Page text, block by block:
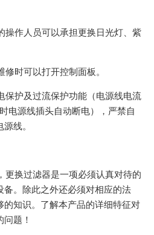
作人员可以承担更换日光灯、紫
时可以打开控制面板。
护及过流保护功能（电源线电流
电源线插头自动断电），严禁自
线。
换过滤器是一项必须认真对待的
备。除此之外还必须对相应的法
的知识。了解本产品的详细特征对
题！